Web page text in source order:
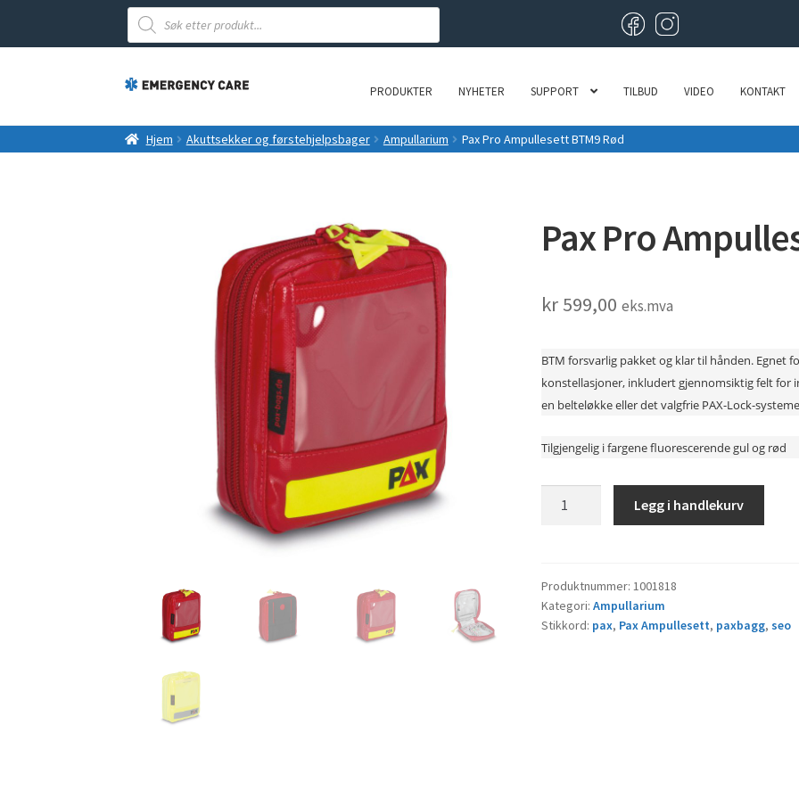
Products
search
PRODUKTER NYHETER SUPPORT TILBUD VIDEO KONTAKT
Hjem Akuttsekker og førstehjelpsbager Ampullarium Pax Pro Ampullesett BTM9 Rød
Pax Pro
kr599,00 eks.mva
BTM forsvarlig pakket og klar til hånden. Egnet
konstellasjoner, inkludert gjennomsiktig felt for
en belteløkke eller det valgfrie PAX-Lock-
Tilgjengelig i fargene fluorescerende gul og rød
Rød
antall
Legg i handlekurv
Produktnummer: 1001818
Kategori: Ampullarium
Stikkord: pax, Pax Ampullesett, paxbagg, seo